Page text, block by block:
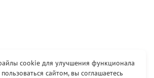
cookie для улучшения функционала
сайтом, вы соглашаетесь